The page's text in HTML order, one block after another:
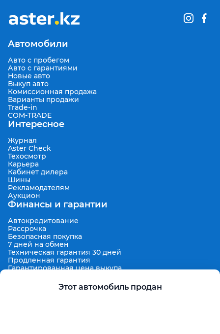
Этот автомобиль продан
Автомобили
Авто с пробегом
Авто с гарантиями
Новые авто
Выкуп авто
Комиссионная продажа
Варианты продажи
Trade-in
COM-TRADE
Интересное
Журнал
Aster Check
Техосмотр
Карьера
Кабинет дилера
Шины
Рекламодателям
Аукцион
Финансы и гарантии
Автокредитование
Рассрочка
Безопасная покупка
7 дней на обмен
Техническая гарантия 30 дней
Продленная гарантия
Гарантированная цена выкупа
Поддержка